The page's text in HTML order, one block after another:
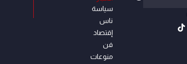
سياسة
ناس
إقتصاد
فن
منوعات